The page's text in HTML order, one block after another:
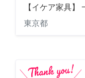
【イケア家具】
東京都